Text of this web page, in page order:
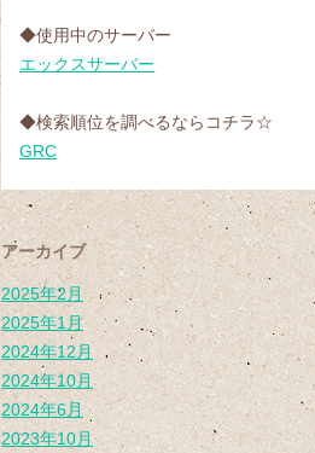
◆使用中のサーバー
エックスサーバー
◆検索順位を調べるならコチラ☆
GRC
アーカイブ
2025年2月
2025年1月
2024年12月
2024年10月
2024年6月
2023年10月